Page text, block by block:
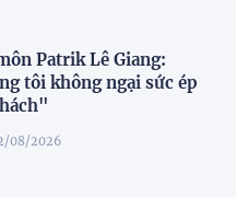
Patrik Lê Giang:
tôi không ngại sức ép
08/2026